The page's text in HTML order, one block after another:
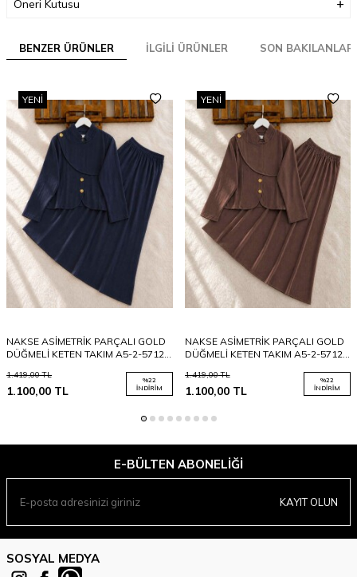
Öneri Kutusu
BENZER ÜRÜNLER İLGILI ÜRÜNLER SON BAKILANLAR
YENI
NAKSE ASİMETRİK PARÇALI GOLD
DÜĞMELİ KETEN TAKIM A5-2-5712-
1.419,00TL
1.100,00 TL
%22
İNDIRIM
YENI
NAKSE ASİMETRİK PARÇALI GOLD
DÜĞMELİ KETEN TAKIM A5-2-5712-
1.419,00TL
1.100,00TL
%22
İNDIRIM
E-BÜLTEN ABONELIĞI
KAYIT OLUN
SOSYAL MEDYA